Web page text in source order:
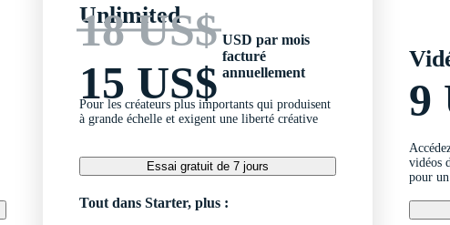
Unlimited
18 US$
15 US$
USD par mois
facturé
annuellement
Pour les créateurs plus importants qui produisent
à grande échelle et exigent une liberté créative
Essai gratuit de 7 jours
Tout dans Starter, plus :
9
vidéos
pour